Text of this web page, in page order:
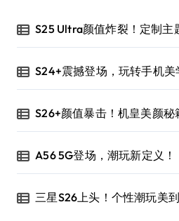
S25 Ultra颜值炸裂！定制主
S24+震撼登场，玩转手机美
S26+颜值暴击！机皇美颜秘
A56 5G登场，潮玩新定义！
三星S26上头！个性潮玩美